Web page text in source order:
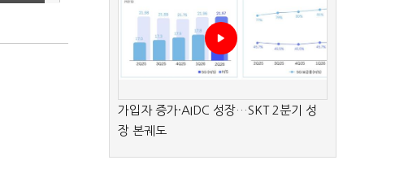
가입자 증가·AIDC 성장…SKT 2분기 성
장 본궤도